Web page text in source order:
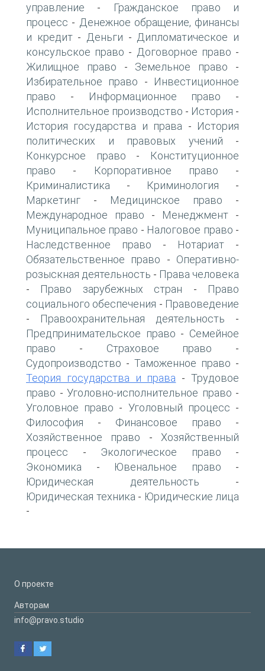
управление -
Гражданское право и
процесс - Денежное обращение, финансы
и кредит- Деньги - Дипломатическое и
консульское право - Договорное право -
Жилищное право - Земельное право -
Избирательное право -
Инвестиционное
право - Информационное право -
Исполнительное производство - История -
История государства и права -
История
политических и правовых учений -
Конкурсное право -
Конституционное
право - Корпоративное право -
Криминалистика - Криминология -
Маркетинг - Медицинское право -
Международное право - Менеджмент -
Муниципальное право - Налоговое право -
Наследственное право - Нотариат -
Обязательственное право - Оперативно-
розыскная деятельность - Права человека
- Право зарубежных стран -
Право
социального обеспечения - Правоведение
- Правоохранительная деятельность -
Предпринимательское право - Семейное
право - Страховое право -
Судопроизводство - Таможенное право -
Теория государства и права -Трудовое
право - Уголовно-исполнительное право -
Уголовное право - Уголовный процесс -
Философия - Финансовое право -
Хозяйственное право - Хозяйственный
процесс - Экологическое право -
Экономика - Ювенальное право -
Юридическая деятельность -
Юридическая техника - Юридические лица
-
О проекте
Авторам
info@pravo.studio